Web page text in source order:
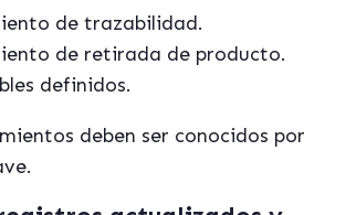
de trazabilidad.
de retirada de producto.
definidos.
deben ser conocidos por